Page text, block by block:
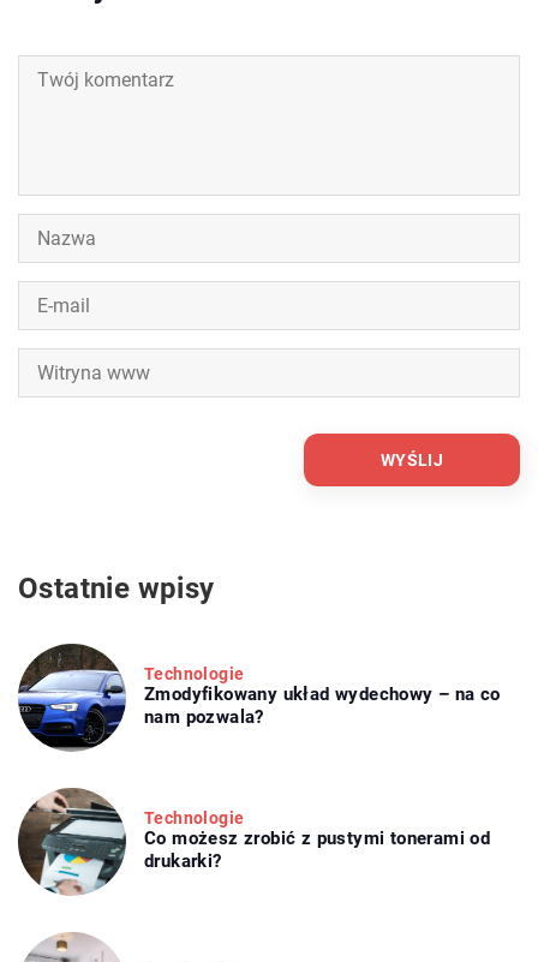
Ostatnie wpisy
Technologie
Zmodyfikowany układ wydechowy – na co
nam pozwala?
Technologie
Co możesz zrobić z pustymi tonerami od
drukarki?